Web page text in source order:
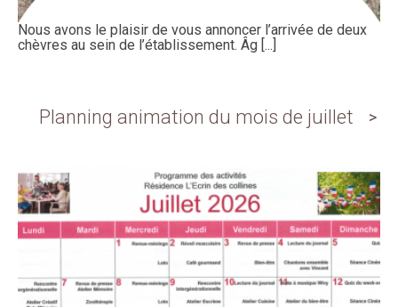
Nous avons le plaisir de vous annoncer l’arrivée de deux
chèvres au sein de l’établissement. Âg [...]
Planning animation du mois de juillet